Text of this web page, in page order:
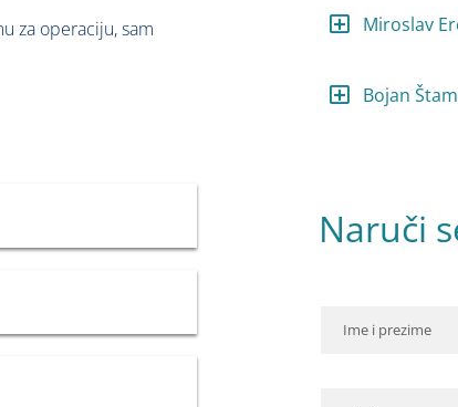
za operaciju, sam
Miroslav
Bojan
Naruči